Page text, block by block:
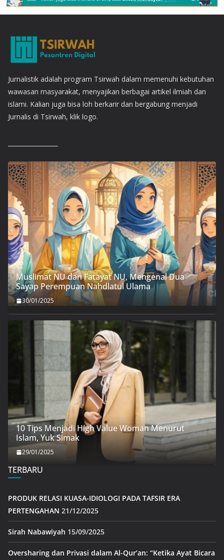
Jurnalistik adalah program Tsirwah dalam memenuhi kebutuhan
wawasan masyarakat, menyajikan berbagai artikel ilmiah dan
islami. Kalian juga bisa loh berkarir dan bergabung menjadi
Jurnalis di Tsirwah, klik logo.
Muslimat NU dan Fatayat NU, Mengenal Dua
Sayap Perempuan Nahdlatul Ulama
30/01/2025
10 Tips Menjadi High Value Woman Menurut
Islam, Yuk Simak
29/01/2025
TERBARU
PRODUK RELASI KUASA-IDIOLOGI PADA TAFSIR ERA
PERTENGAHAN 21/12/2025
Sirah Nabawiyah 15/09/2025
Oversharing dan Privasi dalam Al-Qur’an: “Ketika Ayat Bicara